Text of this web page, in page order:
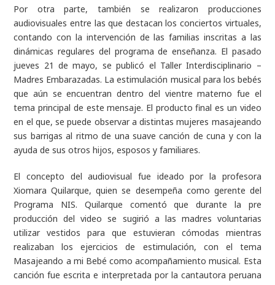
Por otra parte, también se realizaron producciones
audiovisuales entre las que destacan los conciertos virtuales,
contando con la intervención de las familias inscritas a las
dinámicas regulares del programa de enseñanza. El pasado
jueves 21 de mayo, se publicó el Taller Interdisciplinario –
Madres Embarazadas. La estimulación musical para los bebés
que aún se encuentran dentro del vientre materno fue el
tema principal de este mensaje. El producto final es un video
en el que, se puede observar a distintas mujeres masajeando
sus barrigas al ritmo de una suave canción de cuna y con la
ayuda de sus otros hijos, esposos y familiares.
El concepto del audiovisual fue ideado por la profesora
Xiomara Quilarque, quien se desempeña como gerente del
Programa NIS. Quilarque comentó que durante la pre
producción del video se sugirió a las madres voluntarias
utilizar vestidos para que estuvieran cómodas mientras
realizaban los ejercicios de estimulación, con el tema
Masajeando a mi Bebé como acompañamiento musical. Esta
canción fue escrita e interpretada por la cantautora peruana